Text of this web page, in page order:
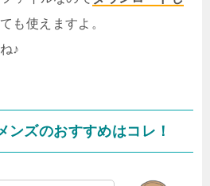
も使えますよ。
♪
ンズのおすすめはコレ！